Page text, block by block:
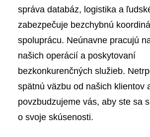
správa databáz, logistika a
zabezpečuje bezchybnú
spoluprácu. Neúnavne pracujú
našich operácií a poskytovaní
bezkonkurenčných služieb.
spätnú väzbu od našich klientov
povzbudzujeme vás, aby ste sa
o svoje skúsenosti.